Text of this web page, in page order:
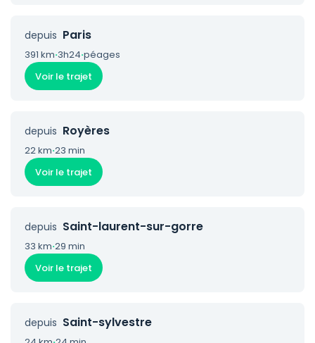
depuis Paris
391 km·3h24·péages
Voir le trajet
depuis Royères
22 km·23 min
Voir le trajet
depuis Saint-laurent-sur-gorre
33 km·29 min
Voir le trajet
depuis Saint-sylvestre